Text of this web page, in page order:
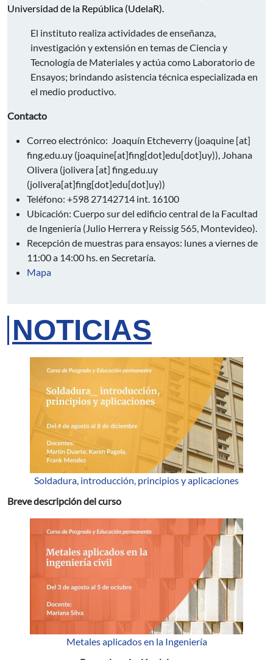
Universidad de la República (UdelaR).
El instituto realiza actividades de enseñanza,
investigación y extensión en temas de Ciencia y
Tecnología de Materiales y actúa como Laboratorio de
Ensayos; brindando asistencia técnica especializada en
el medio productivo.
Contacto
Correo electrónico: Joaquín Etcheverry (joaquine [at]
fing.edu.uy (joaquine[at]fing[dot]edu[dot]uy)), Johana
Olivera (jolivera [at] fing.edu.uy
(jolivera[at]fing[dot]edu[dot]uy))
Teléfono: +598 27142714 int. 16100
Ubicación: Cuerpo sur del edificio central de la Facultad
de Ingeniería (Julio Herrera y Reissig 565, Montevideo).
Recepción de muestras para ensayos: lunes a viernes de
11:00 a 14:00 hs. en Secretaría.
Mapa
NOTICIAS
Soldadura, introducción, principios y aplicaciones
Breve descripción del curso
Metales aplicados en la Ingeniería